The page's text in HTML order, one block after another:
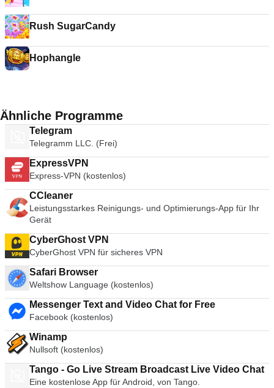
Rush SugarCandy
Hophangle
Ähnliche Programme
Telegram
Telegramm LLC. (Frei)
ExpressVPN
Express-VPN (kostenlos)
CCleaner
Leistungsstarkes Reinigungs- und Optimierungs-App für Ihr
Gerät
CyberGhost VPN
CyberGhost VPN für sicheres VPN
Safari Browser
Weltshow Language (kostenlos)
Messenger Text and Video Chat for Free
Facebook (kostenlos)
Winamp
Nullsoft (kostenlos)
Tango - Go Live Stream Broadcast Live Video Chat
Eine kostenlose App für Android, von Tango.